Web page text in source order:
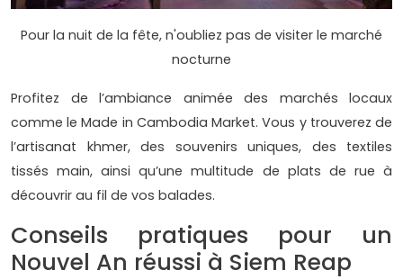
Pour la nuit de la fête, n'oubliez pas de visiter le marché
nocturne
Profitez de l’ambiance animée des marchés locaux
comme le Made in Cambodia Market. Vous y trouverez de
l’artisanat khmer, des souvenirs uniques, des textiles
tissés main, ainsi qu’une multitude de plats de rue à
découvrir au fil de vos balades.
Conseils pratiques pour un
Nouvel An réussi à Siem Reap